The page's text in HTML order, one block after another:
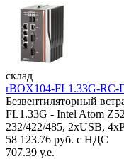
склад
rBOX104-FL1.33G-RC-
Безвентиляторный
FL1.33G - Intel Atom
232/422/485, 2xUSB,
58 123.76 руб. с НДС
707.39 у.е.